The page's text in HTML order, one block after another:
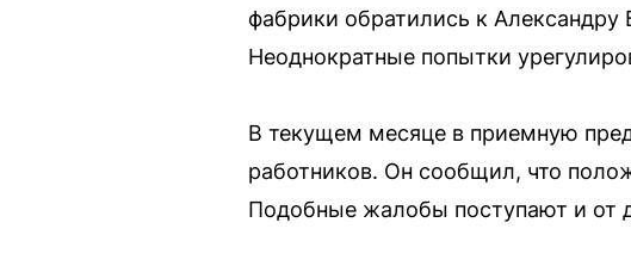
фабрики обратились к
Неоднократные попытки
В текущем месяце в приемную
работников. Он сообщил, что
Подобные жалобы поступают и от